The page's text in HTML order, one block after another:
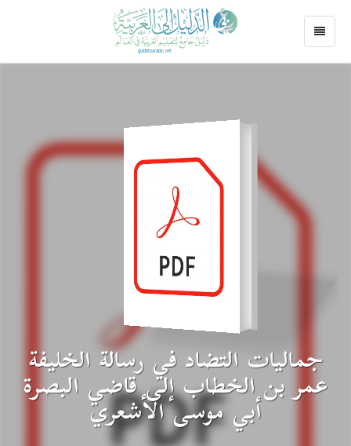
جماليات التضاد في رسالة الخليفة
عمر بن الخطاب إلى قاضي البصرة
أبي موسى الأشعري